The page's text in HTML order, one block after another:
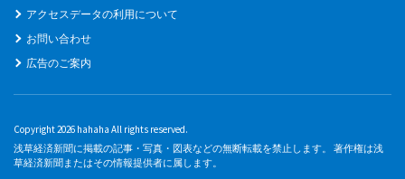
アクセスデータの利用について
お問い合わせ
広告のご案内
Copyright 2026 hahaha All rights reserved.
浅草経済新聞に掲載の記事・写真・図表などの無断転載を禁止します。 著作権は浅
草経済新聞またはその情報提供者に属します。